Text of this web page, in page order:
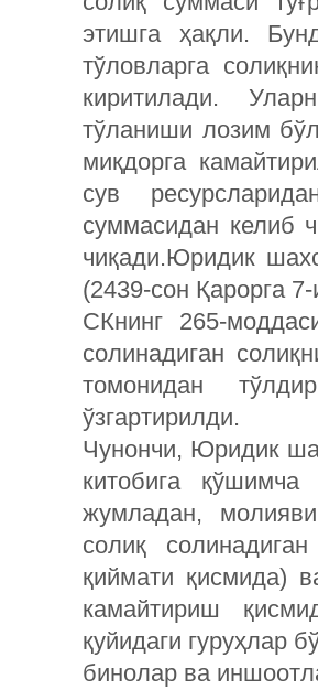
этишга ҳақли.
тўловларга
киритилади.
тўланиши лозим
миқдорга
сув
суммасидан келиб
чиқади.Юридик
(2439-сон Қарорга
СКнинг 265-
солинадиган
томонидан
ўзгартирилди.
Чунончи, Юридик
китобига қўшимча
жумладан,
солиқ
қиймати қисмида)
камайтириш
қуйидаги гуруҳлар
бинолар ва